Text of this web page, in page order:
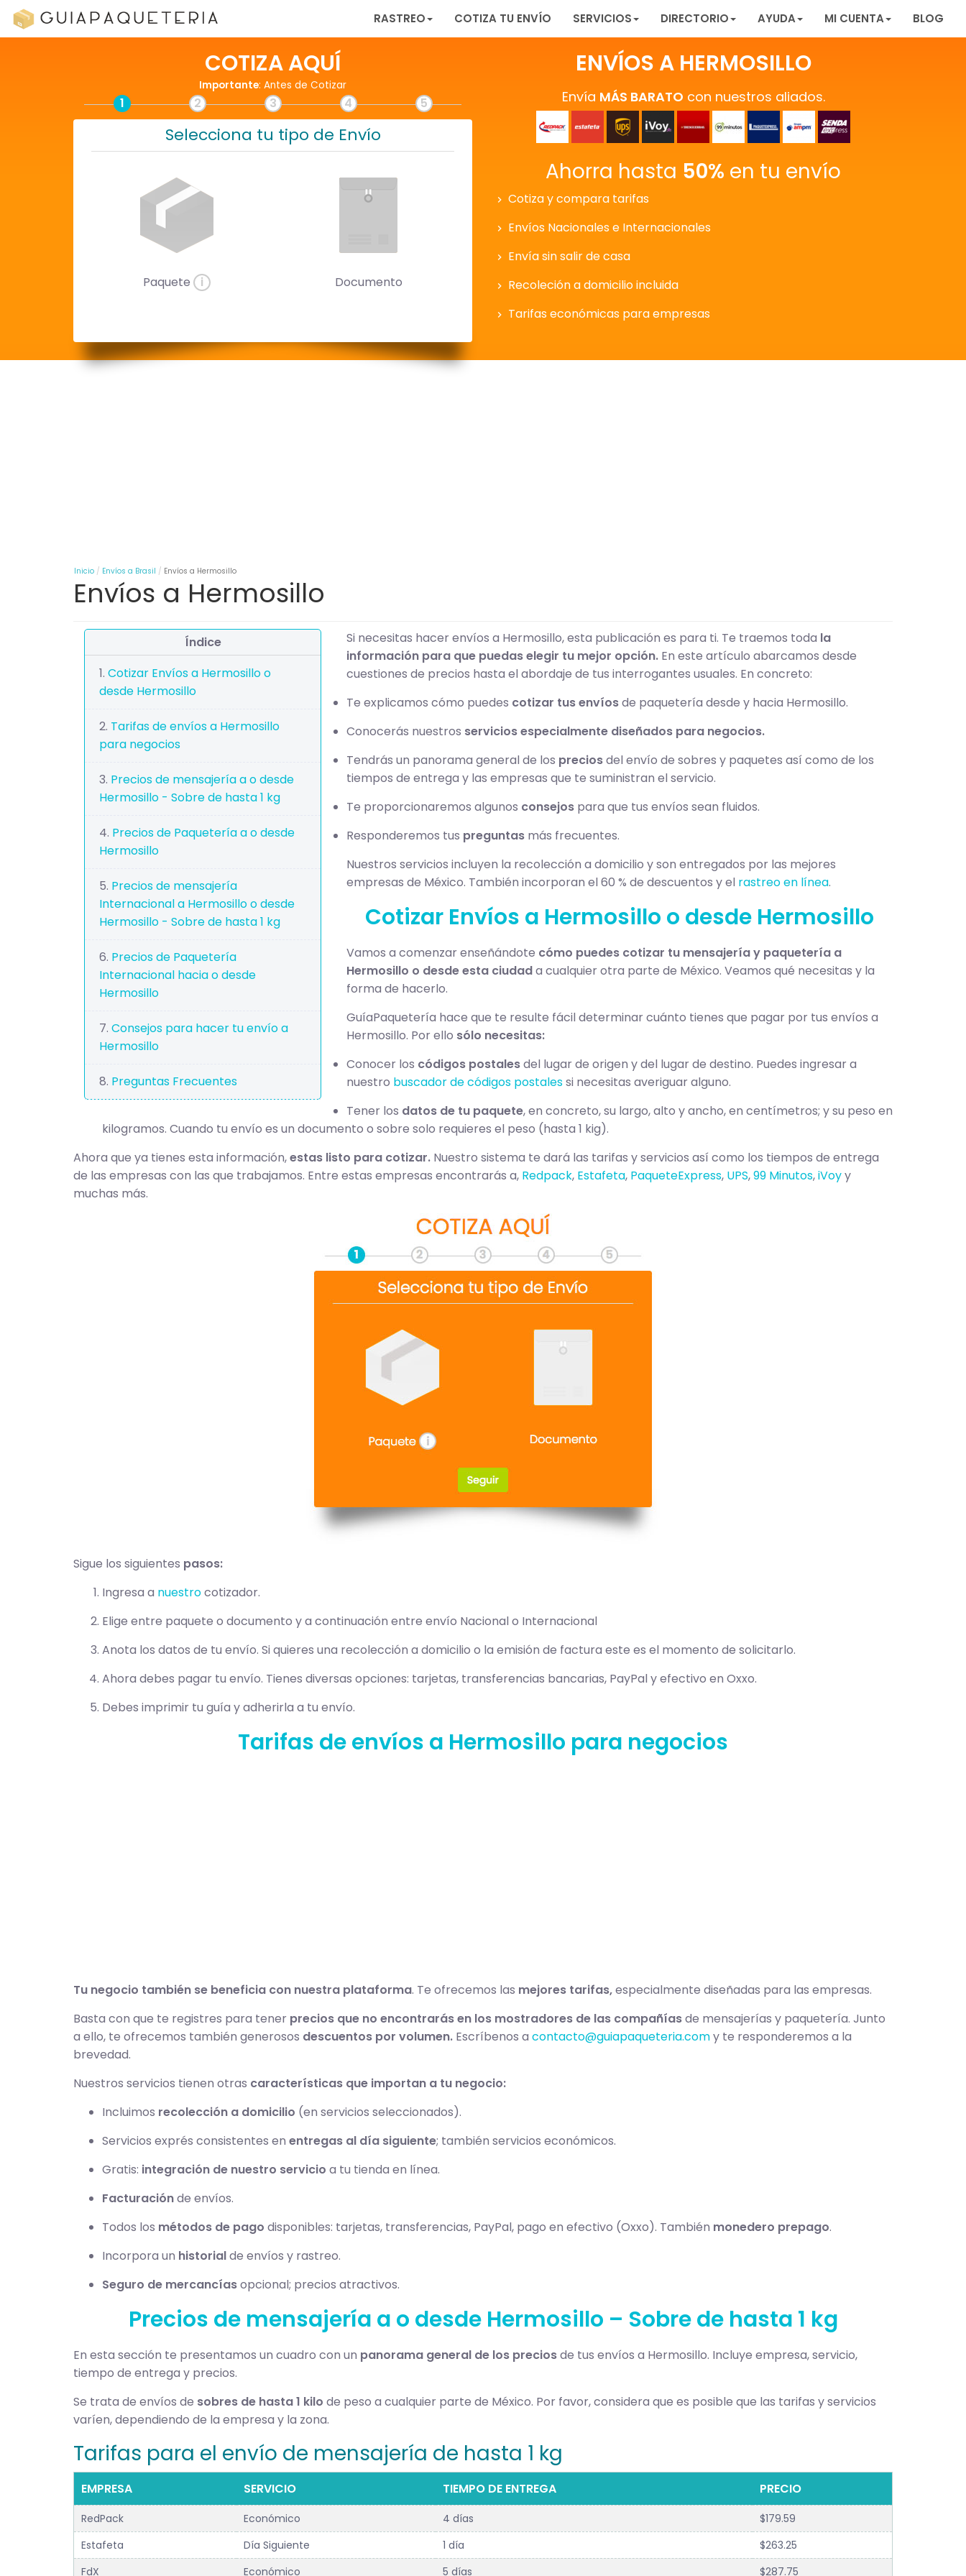
RASTREO COTIZA TU ENVÍO SERVICIOS DIRECTORIO AYUDA MI CUENTA BLOG
COTIZA AQUÍ
Importante: Antes de Cotizar
1 2 3 4 5
Selecciona tu tipo de Envío
Paquete i Documento
ENVÍOS A HERMOSILLO
Envía MÁS BARATO con nuestros aliados.
Ahorra hasta 50% en tu envío
Cotiza y compara tarifas
Envíos Nacionales e Internacionales
Envía sin salir de casa
Recoleción a domicilio incluida
Tarifas económicas para empresas
Inicio Envíos a Brasil Envíos a Hermosillo
Envíos a Hermosillo
Índice
Cotizar Envíos a Hermosillo o
desde Hermosillo
Tarifas de envíos a Hermosillo
para negocios
Precios de mensajería a o desde
Hermosillo - Sobre de hasta 1 kg
Precios de Paquetería a o desde
Hermosillo
Precios de mensajería
Internacional a Hermosillo o desde
Hermosillo - Sobre de hasta 1 kg
Precios de Paquetería
Internacional hacia o desde
Hermosillo
Consejos para hacer tu envío a
Hermosillo
Preguntas Frecuentes
Si necesitas hacer envíos a Hermosillo, esta publicación es para ti. Te traemos toda la
información para que puedas elegir tu mejor opción. En este artículo abarcamos desde
cuestiones de precios hasta el abordaje de tus interrogantes usuales. En concreto:
Te explicamos cómo puedes cotizar tus envíosde paquetería desde y hacia Hermosillo.
Conocerás nuestros servicios especialmente diseñados para negocios.
Tendrás un panorama general de los preciosdel envío de sobres y paquetes así como de los
tiempos de entrega y las empresas que te suministran el servicio.
Te proporcionaremos algunos consejos para que tus envíos sean fluidos.
Responderemos tus preguntas más frecuentes.
Nuestros servicios incluyen la recolección a domicilio y son entregados por las mejores
empresas de México. También incorporan el 60 % de descuentos y el rastreo en línea.
Cotizar Envíos a Hermosillo o desde Hermosillo
Vamos a comenzar enseñándote cómo puedes cotizar tu mensajería y paquetería a
Hermosillo o desde esta ciudada cualquier otra parte de México. Veamos qué necesitas y la
forma de hacerlo.
GuíaPaquetería hace que te resulte fácil determinar cuánto tienes que pagar por tus envíos a
Hermosillo. Por ello sólo necesitas:
Conocer los códigos postalesdel lugar de origen y del lugar de destino. Puedes ingresar a
nuestro buscador de códigos postalessi necesitas averiguar alguno.
Tener los datos de tu paquete, en concreto, su largo, alto y ancho, en centímetros; y su peso en
kilogramos. Cuando tu envío es un documento o sobre solo requieres el peso (hasta 1 kig).
Ahora que ya tienes esta información,estas listo para cotizar. Nuestro sistema te dará las tarifas y servicios así como los tiempos de entrega
de las empresas con las que trabajamos. Entre estas empresas encontrarás a, Redpack, Estafeta, PaqueteExpress, UPS,99 Minutos,iVoyy
muchas más.
Sigue los siguientes pasos:
Ingresa a nuestrocotizador.
Elige entre paquete o documento y a continuación entre envío Nacional o Internacional
Anota los datos de tu envío. Si quieres una recolección a domicilio o la emisión de factura este es el momento de solicitarlo.
Ahora debes pagar tu envío. Tienes diversas opciones: tarjetas, transferencias bancarias, PayPal y efectivo en Oxxo.
Debes imprimir tu guía y adherirla a tu envío.
Tarifas de envíos a Hermosillo para negocios
Tu negocio también se beneficia con nuestra plataforma. Te ofrecemos las mejores tarifas,especialmente diseñadas para las empresas.
Basta con que te registres para tener precios que no encontrarás en los mostradores de las compañíasde mensajerías y paquetería. Junto
a ello, te ofrecemos también generosos descuentos por volumen. Escríbenos a contacto@guiapaqueteria.comy te responderemos a la
brevedad.
Nuestros servicios tienen otras características que importan a tu negocio:
Incluimos recolección a domicilio (en servicios seleccionados).
Servicios exprés consistentes en entregas al día siguiente; también servicios económicos.
Gratis: integración de nuestro servicio a tu tienda en línea.
Facturaciónde envíos.
Todos los métodos de pago disponibles: tarjetas, transferencias, PayPal, pago en efectivo (Oxxo). También monedero prepago.
Incorpora un historialde envíos y rastreo.
Seguro de mercancíasopcional; precios atractivos.
Precios de mensajería a o desde Hermosillo – Sobre de hasta 1 kg
En esta sección te presentamos un cuadro con un panorama general de los preciosde tus envíos a Hermosillo. Incluye empresa, servicio,
tiempo de entrega y precios.
Se trata de envíos de sobres de hasta 1 kilo de peso a cualquier parte de México. Por favor, considera que es posible que las tarifas y servicios
varíen, dependiendo de la empresa y la zona.
Tarifas para el envío de mensajería de hasta 1 kg
EMPRESA SERVICIO TIEMPO DE ENTREGA PRECIO
RedPack Económico 4 días
$179.59
Estafeta
Día Siguiente 1 día
$263.25
FdX
Económico 5 días $287.75